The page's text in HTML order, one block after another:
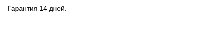
Гарантия 14 дней.